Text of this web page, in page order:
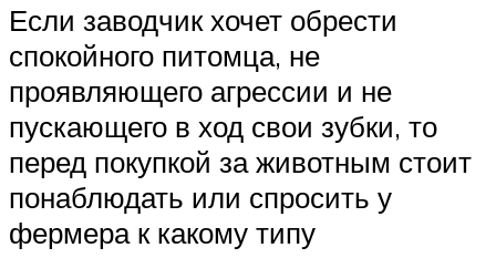
Если заводчик хочет обрести
спокойного питомца, не
проявляющего агрессии и не
пускающего в ход свои зубки, то
перед покупкой за животным стоит
понаблюдать или спросить у
фермера к какому типу